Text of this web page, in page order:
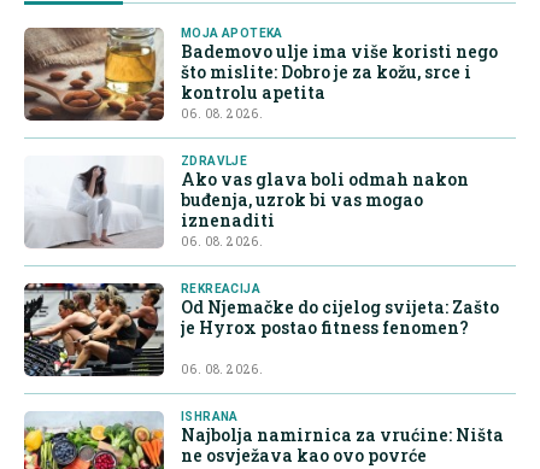
MOJA APOTEKA
Bademovo ulje ima više koristi nego
što mislite: Dobro je za kožu, srce i
kontrolu apetita
06. 08. 2026.
ZDRAVLJE
Ako vas glava boli odmah nakon
buđenja, uzrok bi vas mogao
iznenaditi
06. 08. 2026.
REKREACIJA
Od Njemačke do cijelog svijeta: Zašto
je Hyrox postao fitness fenomen?
06. 08. 2026.
ISHRANA
Najbolja namirnica za vrućine: Ništa
ne osvježava kao ovo povrće